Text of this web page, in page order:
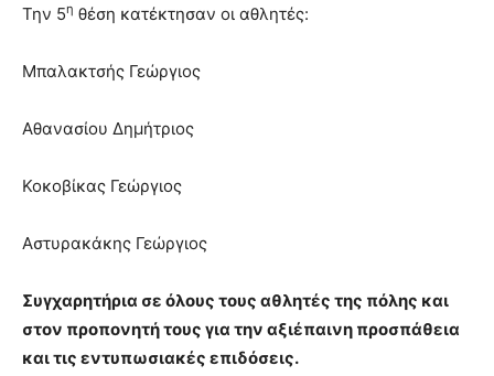
Την 5η θέση κατέκτησαν οι αθλητές:
Μπαλακτσής Γεώργιος
Αθανασίου Δημήτριος
Κοκοβίκας Γεώργιος
Αστυρακάκης Γεώργιος
Συγχαρητήρια σε όλους τους αθλητές της πόλης και
στον προπονητή τους για την αξιέπαινη προσπάθεια
και τις εντυπωσιακές επιδόσεις.